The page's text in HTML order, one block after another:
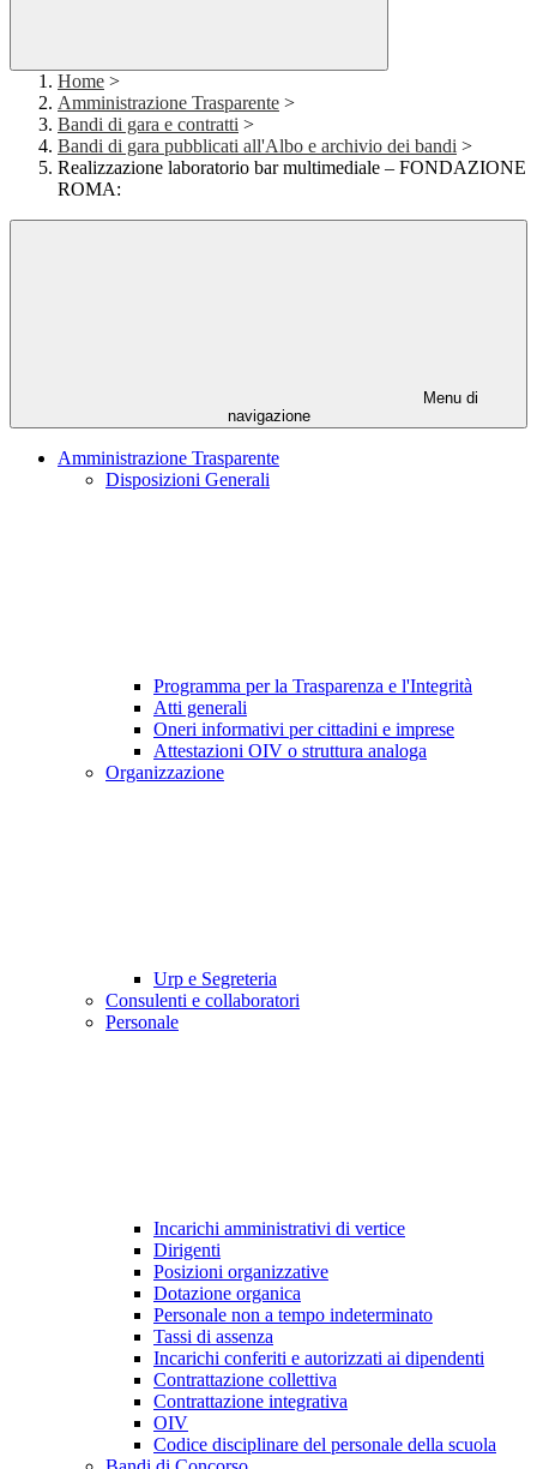
Home >
Amministrazione Trasparente >
Bandi di gara e contratti >
Bandi di gara pubblicati all'Albo e archivio dei bandi >
Realizzazione laboratorio bar multimediale – FONDAZIONE
ROMA:
Menu di
navigazione
Amministrazione Trasparente
Disposizioni Generali
Programma per la Trasparenza e l'Integrità
Atti generali
Oneri informativi per cittadini e imprese
Attestazioni OIV o struttura analoga
Organizzazione
Urp e Segreteria
Consulenti e collaboratori
Personale
Incarichi amministrativi di vertice
Dirigenti
Posizioni organizzative
Dotazione organica
Personale non a tempo indeterminato
Tassi di assenza
Incarichi conferiti e autorizzati ai dipendenti
Contrattazione collettiva
Contrattazione integrativa
OIV
Codice disciplinare del personale della scuola